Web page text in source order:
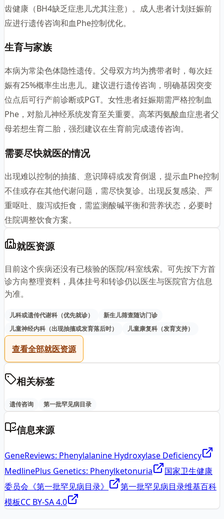
齿健康（BH4缺乏症患儿尤其注意）。成人患者计划妊娠前
应进行遗传咨询和血Phe控制优化。
生育与家族
本病为常染色体隐性遗传。父母双方均为携带者时，每次妊
娠有25%概率生出患儿。建议进行遗传咨询，明确基因突变
位点后可行产前诊断或PGT。女性患者妊娠期需严格控制血
Phe，对胎儿神经系统发育至关重要。高苯丙氨酸血症患者父
母若想生育二胎，强烈建议在生育前完成遗传咨询。
需要尽快就医的情况
出现难以控制的抽搐、意识障碍或发育倒退，提示血Phe控制
不佳或存在其他代谢问题，需尽快复诊。出现反复感染、严
重呕吐、腹泻或拒食，需监测酸碱平衡和营养状态，必要时
住院调整饮食方案。
就医资源
目前这个疾病还没有已核验的医院/科室线索。可先按下方首
诊方向整理资料，具体挂号和转诊仍以医生与医院官方信息
为准。
儿科或遗传代谢科（优先就诊）
新生儿筛查随访门诊
儿童神经内科（出现抽搐或发育落后时）
儿童康复科（发育支持）
查看全部就医资源
相关标签
遗传咨询 第一批罕见病目录
信息来源
GeneReviews: Phenylalanine Hydroxylase Deficiency
MedlinePlus Genetics: Phenylketonuria
国家卫生健康
委员会《第一批罕见病目录》
第一批罕见病目录维基百科
模板CC BY-SA 4.0